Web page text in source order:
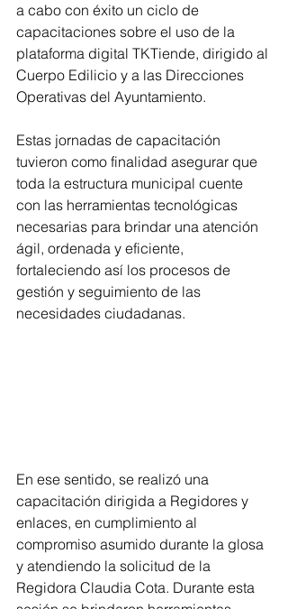
a cabo con éxito un ciclo de
capacitaciones sobre el uso de la
plataforma digital TKTiende, dirigido al
Cuerpo Edilicio y a las Direcciones
Operativas del Ayuntamiento.
Estas jornadas de capacitación
tuvieron como finalidad asegurar que
toda la estructura municipal cuente
con las herramientas tecnológicas
necesarias para brindar una atención
ágil, ordenada y eficiente,
fortaleciendo así los procesos de
gestión y seguimiento de las
necesidades ciudadanas.
En ese sentido, se realizó una
capacitación dirigida a Regidores y
enlaces, en cumplimiento al
compromiso asumido durante la glosa
y atendiendo la solicitud de la
Regidora Claudia Cota. Durante esta